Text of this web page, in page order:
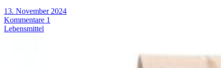
13. November 2024
Kommentare 1
Lebensmittel